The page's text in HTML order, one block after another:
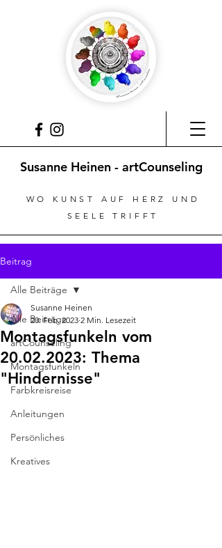
Susanne Heinen - artCounseling
WO KUNST AUF HERZ UND
SEELE TRIFFT
Beitrag
Alle Beiträge
artCounseling
Montagsfunkeln
Farbkreisreise
Anleitungen
Persönliches
Kreatives
Alle Beiträge
Montagsfunkeln vom
20.02.2023: Thema
"Hindernisse"
Susanne Heinen
20. Feb. 2023 2 Min. Lesezeit